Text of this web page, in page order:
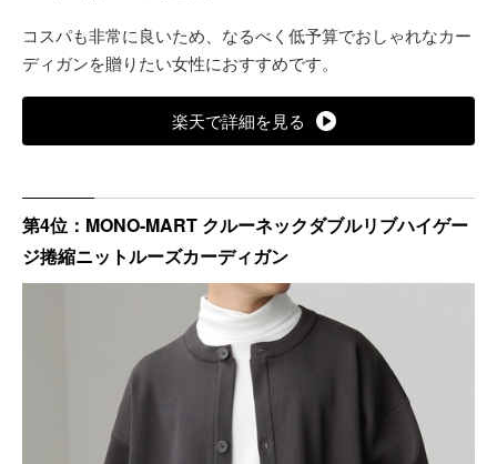
コスパも非常に良いため、なるべく低予算でおしゃれなカー
ディガンを贈りたい女性におすすめです。
楽天で詳細を見る
第4位：MONO-MART クルーネックダブルリブハイゲー
ジ捲縮ニットルーズカーディガン